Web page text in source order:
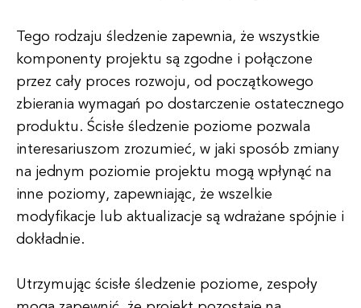
Tego rodzaju śledzenie zapewnia, że wszystkie
komponenty projektu są zgodne i połączone
przez cały proces rozwoju, od początkowego
zbierania wymagań po dostarczenie ostatecznego
produktu. Ścisłe śledzenie poziome pozwala
interesariuszom zrozumieć, w jaki sposób zmiany
na jednym poziomie projektu mogą wpłynąć na
inne poziomy, zapewniając, że wszelkie
modyfikacje lub aktualizacje są wdrażane spójnie i
dokładnie.
Utrzymując ścisłe śledzenie poziome, zespoły